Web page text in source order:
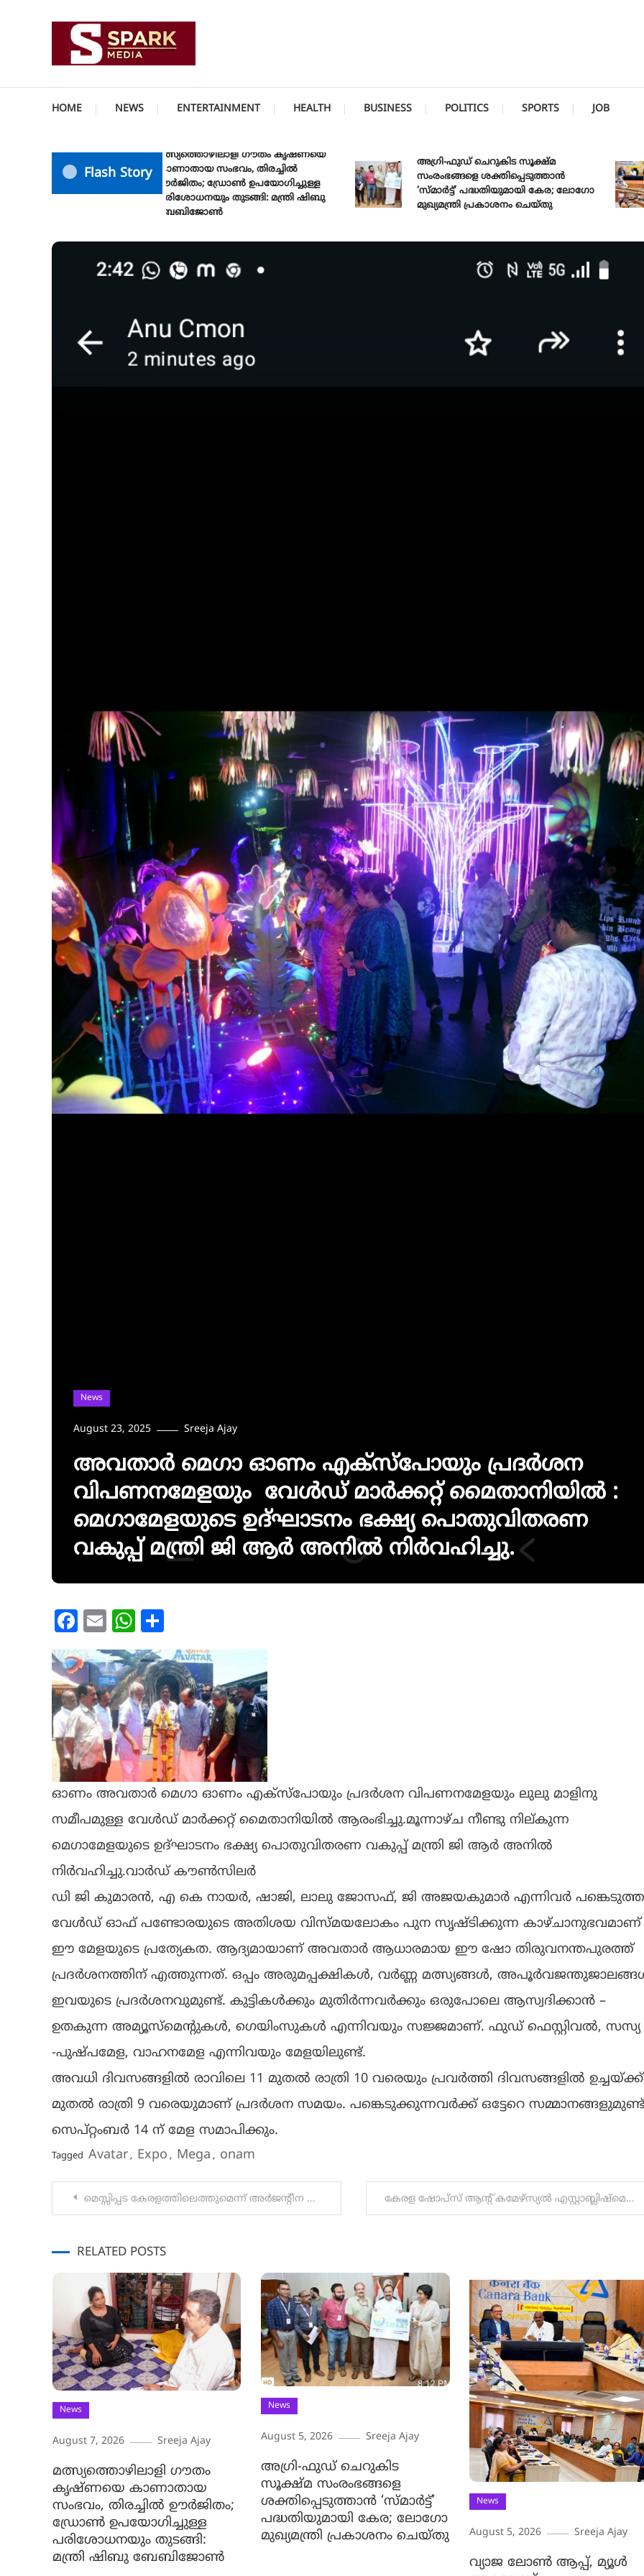
SPARK MEDIA
HOME NEWS ENTERTAINMENT HEALTH BUSINESS POLITICS SPORTS JOB
Flash Story
മത്സ്യത്തൊഴിലാളി ഗൗതം കൃഷ്ണയെ
കാണാതായ സംഭവം, തിരച്ചിൽ
ഊർജിതം; ഡ്രോണ്‍ ഉപയോഗിച്ചുള്ള
പരിശോധനയും തുടങ്ങി: മന്ത്രി ഷിബു
ബേബിജോണ്‍
അഗ്രി-ഫുഡ് ചെറുകിട സൂക്ഷ്മ
സംരംഭങ്ങളെ ശക്തിപ്പെടുത്താന്‍
‘സ്മാര്‍ട്ട്’ പദ്ധതിയുമായി കേര; ലോഗോ
മുഖ്യമന്ത്രി പ്രകാശനം ചെയ്തു
News
August 23, 2025 Sreeja Ajay
അവതാർ മെഗാ ഓണം എക്സ്പോയും പ്രദർശന
വിപണനമേളയും വേൾഡ് മാർക്കറ്റ് മൈതാനിയിൽ :
മെഗാമേളയുടെ ഉദ്ഘാടനം ഭക്ഷ്യ പൊതുവിതരണ
വകുപ്പ് മന്ത്രി ജി ആർ അനിൽ നിർവഹിച്ചു.
Facebook
Email WhatsApp
ഓണം അവതാർ മെഗാ ഓണം എക്സ്പോയും പ്രദർശന വിപണനമേളയും ലുലു മാളിനു
സമീപമുള്ള വേൾഡ് മാർക്കറ്റ് മൈതാനിയിൽ ആരംഭിച്ചു.മൂന്നാഴ്ച നീണ്ടു നില്കുന്ന
മെഗാമേളയുടെ ഉദ്ഘാടനം ഭക്ഷ്യ പൊതുവിതരണ വകുപ്പ് മന്ത്രി ജി ആർ അനിൽ
നിർവഹിച്ചു.വാർഡ് കൗൺസിലർ
ഡി ജി കുമാരൻ, എ കെ നായർ, ഷാജി, ലാലു ജോസഫ്, ജി അജയകുമാർ എന്നിവർ
വേൾഡ് ഓഫ് പണ്ടോരയുടെ അതിശയ വിസ്മയലോകം പുന സൃഷ്ടിക്കുന്ന കാഴ്ചാനുഭവമാണ്
ഈ മേളയുടെ പ്രത്യേകത. ആദ്യമായാണ് അവതാർ ആധാരമായ ഈ ഷോ തിരുവനന്തപുരത്ത്
പ്രദർശനത്തിന് എത്തുന്നത്. ഒപ്പം അരുമപ്പക്ഷികൾ, വർണ്ണ മത്സ്യങ്ങൾ,
ഇവയുടെ പ്രദർശനവുമുണ്ട്. കുട്ടികൾക്കും മുതിർന്നവർക്കും ഒരുപോലെ ആസ്വദിക്കാൻ –
ഉതകുന്ന അമ്യൂസ്മെൻ്റുകൾ, ഗെയിംസുകൾ എന്നിവയും സജ്ജമാണ്. ഫുഡ് ഫെസ്റ്റിവൽ, സസ്യ
-പുഷ്പമേള, വാഹനമേള എന്നിവയും മേളയിലുണ്ട്.
അവധി ദിവസങ്ങളിൽ രാവിലെ 11 മുതൽ രാത്രി 10 വരെയും പ്രവർത്തി ദിവസങ്ങളിൽ ഉച്ചയ്ക്ക്
മുതൽ രാത്രി 9 വരെയുമാണ് പ്രദർശന സമയം. പങ്കെടുക്കുന്നവർക്ക് ഒട്ടേറെ
സെപ്റ്റംബർ 14 ന് മേള സമാപിക്കും.
Tagged Avatar, Expo , Mega , onam
Post
navigation
മെസ്സിപ്പട കേരളത്തിലെത്തുമെന്ന് അര്‍ജന്റീന ഫുട്‌ബോള്‍ അസോസിയേഷന്‍ ഔദ്യോഗികമായി പ്രഖ്യാപിച്ചു. കേരള ഷോപ്‌സ് ആന്റ് കമേഴ്‌സ്യൽ എസ്റ്റാബ്ലിഷ്‌മെന്റ്‌സ് തൊഴിലാളി ക്ഷേമനിധി ബോർഡിന്റെ പുതിയ മൊബൈൽ ആപ്പ് പൊതുവിദ്യാഭ്യാസവും തൊഴിലും വകുപ്പ് മന്ത്രി പുറത്തിറക്കി
RELATED POSTS
News
August 7, 2026 Sreeja Ajay
മത്സ്യത്തൊഴിലാളി ഗൗതം
കൃഷ്ണയെ കാണാതായ
സംഭവം, തിരച്ചിൽ ഊർജിതം;
ഡ്രോണ്‍ ഉപയോഗിച്ചുള്ള
പരിശോധനയും തുടങ്ങി:
മന്ത്രി ഷിബു ബേബിജോണ്‍
News
August 5, 2026 Sreeja Ajay
അഗ്രി-ഫുഡ് ചെറുകിട
സൂക്ഷ്മ സംരംഭങ്ങളെ
ശക്തിപ്പെടുത്താന്‍ ‘സ്മാര്‍ട്ട്’
പദ്ധതിയുമായി കേര; ലോഗോ
മുഖ്യമന്ത്രി പ്രകാശനം ചെയ്തു
News
August 5, 2026 Sreeja Ajay
വ്യാജ ലോൺ ആപ്പ്, മ്യൂൾ